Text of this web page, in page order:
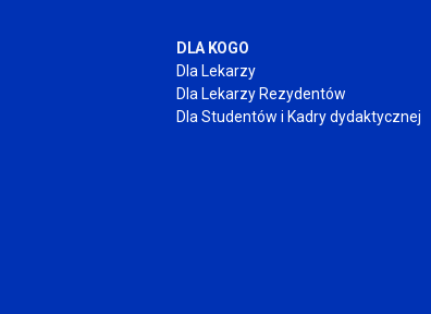
DLA KOGO
Dla Lekarzy
Dla Lekarzy Rezydentów
Dla Studentów i Kadrydydaktycznej